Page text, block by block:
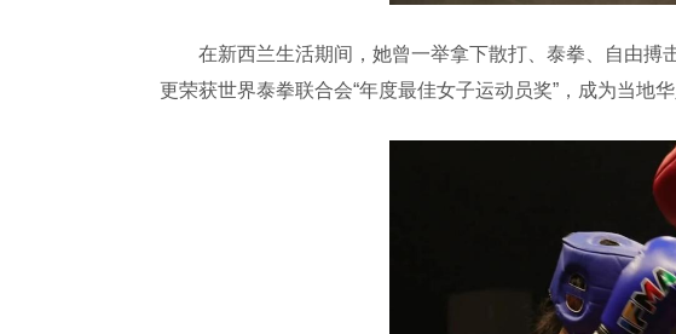
在新西兰生活期间，她曾一举拿下散打、泰拳、自由搏
更荣获世界泰拳联合会“年度最佳女子运动员奖”，成为当地